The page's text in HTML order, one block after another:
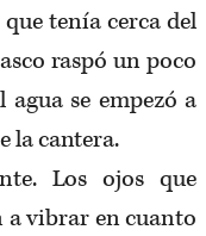
tenía cerca del
raspó un poco
se empezó a
la cantera.
Los ojos que
a vibrar en cuanto